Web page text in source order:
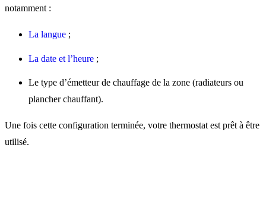
notamment :
La langue ;
La date et l’heure ;
Le type d’émetteur de chauffage de la zone (radiateurs ou
plancher chauffant).
Une fois cette configuration terminée, votre thermostat est prêt à être
utilisé.